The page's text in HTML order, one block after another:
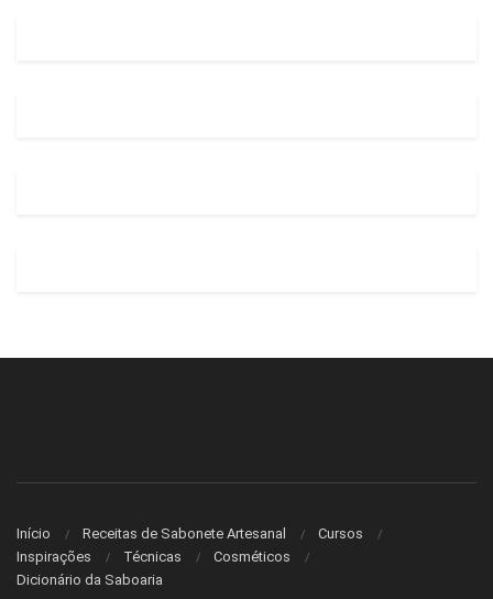
Início Receitas de Sabonete Artesanal
Cursos
Inspirações
Técnicas
Cosméticos
Dicionário da Saboaria